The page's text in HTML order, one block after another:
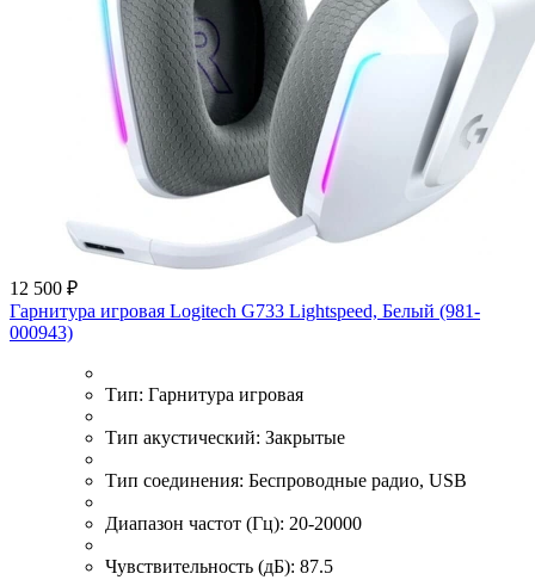
12 500 ₽
Гарнитура игровая Logitech G733 Lightspeed, Белый (981-
000943)
Тип: Гарнитура игровая
Тип акустический: Закрытые
Тип соединения: Беспроводные радио, USB
Диапазон частот (Гц): 20-20000
Чувствительность (дБ): 87.5